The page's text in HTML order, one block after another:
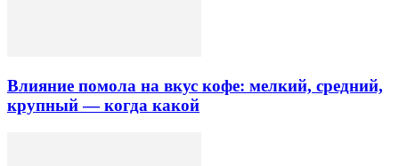
Влияние помола на вкус кофе: мелкий, средний,
крупный — когда какой